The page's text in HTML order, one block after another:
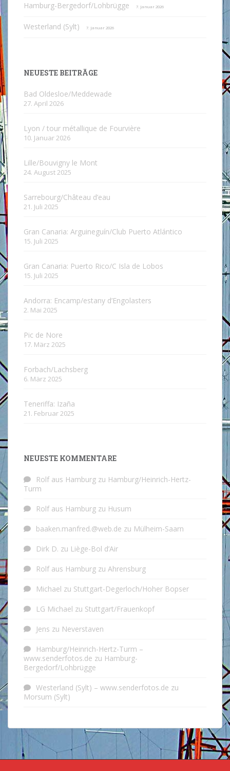
Hamburg-Bergedorf/Lohbrügge 7. Januar 2026
Westerland (Sylt) 7. Januar 2026
NEUESTE BEITRÄGE
Bad Oldesloe/Meddewade
27. April 2026
Lyon / tour métallique de Fourvière
10. Januar 2026
Lille/Bouvigny le Mont
24. August 2025
Sarrebourg/Château d’eau
21. Juli 2025
Gran Canaria: Arguineguín/Club Puerto Atlántico
15. Juli 2025
Gran Canaria: Puerto Rico/C Isla de Lobos
15. Juli 2025
Andorra: Encamp/estany d’Engolasters
2. Mai 2025
Pic de Nore
17. März 2025
Forbach/Lachsberg
6. März 2025
Teneriffa: Izaña
21. Februar 2025
NEUESTE KOMMENTARE
Rolf aus Hamburg zu Hamburg/Heinrich-Hertz-
Turm
Rolf aus Hamburg zu Husum
baaken.manfred.@web.de zu Mülheim-Saarn
Dirk D. zu Liège-Bol d’Air
Rolf aus Hamburg zu Ahrensburg
Michael zu Stuttgart-Degerloch/Hoher Bopser
LG Michael zu Stuttgart/Frauenkopf
Jens zu Neverstaven
Hamburg/Heinrich-Hertz-Turm –
www.senderfotos.de zu Hamburg-
Bergedorf/Lohbrügge
Westerland (Sylt) – www.senderfotos.de zu
Morsum (Sylt)